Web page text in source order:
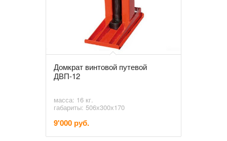
Домкрат винтовой путевой
ДВП-12
масса: 16 кг.
габариты: 506х300х170
9'000 руб.